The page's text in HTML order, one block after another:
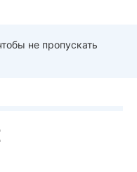
не пропускать